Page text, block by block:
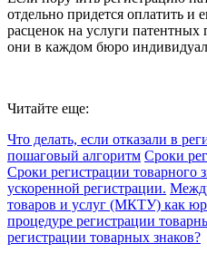
отдельно придется оплатить и
расценок на услуги патентных
они в каждом бюро
Читайте еще:
Что делать, если отказали в
пошаговый алгоритм Сроки
Сроки регистрации
ускоренной регистрации.
товаров и услуг (МКТУ) как
процедуре регистрации
регистрации товарных знаков?